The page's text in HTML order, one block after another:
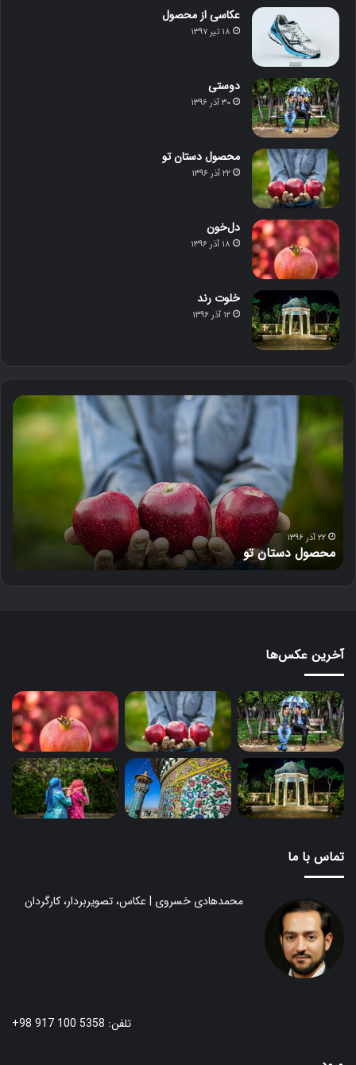
عکاسی از محصول
۱۸ تیر ۱۳۹۷
دوستی
۳۰ آذر ۱۳۹۶
محصول دستان تو
۲۲ آذر ۱۳۹۶
دل‌خون
۱۸ آذر ۱۳۹۶
خلوت رند
۱۲ آذر ۱۳۹۶
د
ل‌
خ
و
ن
۱۸ آذر ۱۳۹۶
دل‌خون
آخرین عکس‌ها
تماس با ما
محمدهادی خسروی | عکاس، تصویربردار، کارگردان
تلفن: 5358 100 917 98+